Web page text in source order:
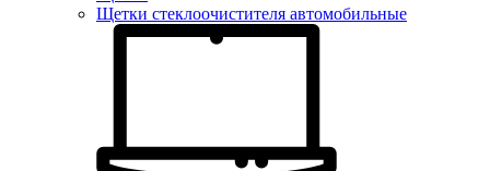
Щетки стеклоочистителя автомобильные